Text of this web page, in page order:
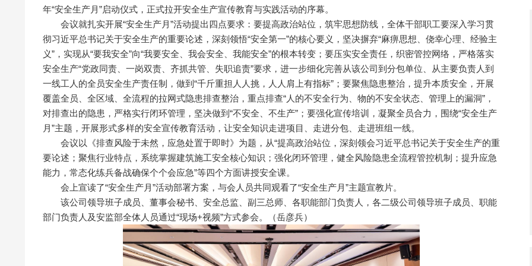
年“安全生产月”启动仪式，正式拉开安全生产宣传教育与实践活动的序幕。
会议就扎实开展“安全生产月”活动提出四点要求：要提高政治站位，筑牢思想防线，全体干部职工要深入学习贯
彻习近平总书记关于安全生产的重要论述，深刻领悟“安全第一”的核心要义，坚决摒弃“麻痹思想、侥幸心理、经验主
义”，实现从“要我安全”向“我要安全、我会安全、我能安全”的根本转变；要压实安全责任，织密管控网络，严格落实
安全生产“党政同责、一岗双责、齐抓共管、失职追责”要求，进一步细化完善从该公司到分包单位、从主要负责人到
一线工人的全员安全生产责任制，做到“千斤重担人人挑，人人肩上有指标”；要聚焦隐患整治，提升本质安全，开展
覆盖全员、全区域、全流程的拉网式隐患排查整治，重点排查“人的不安全行为、物的不安全状态、管理上的漏洞”，
对排查出的隐患，严格实行闭环管理，坚决做到“不安全、不生产”；要强化宣传培训，凝聚全员合力，围绕“安全生产
月”主题，开展形式多样的安全宣传教育活动，让安全知识走进项目、走进分包、走进班组一线。
会议以《排查风险于未然，应急处置于即时》为题，从“提高政治站位，深刻领会习近平总书记关于安全生产的重
要论述；聚焦行业特点，系统掌握建筑施工安全核心知识；强化闭环管理，健全风险隐患全流程管控机制；提升应急
能力，常态化练兵备战确保个个会应急”等四个方面讲授安全课。
会上宣读了“安全生产月”活动部署方案，与会人员共同观看了“安全生产月”主题宣教片。
该公司领导班子成员、董事会秘书、安全总监、副三总师、各职能部门负责人，各二级公司领导班子成员、职能
部门负责人及安监部全体人员通过“现场+视频”方式参会。（岳彦兵）